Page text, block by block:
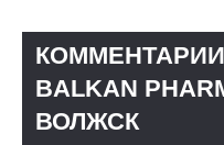
BALKAN
ВОЛЖСК